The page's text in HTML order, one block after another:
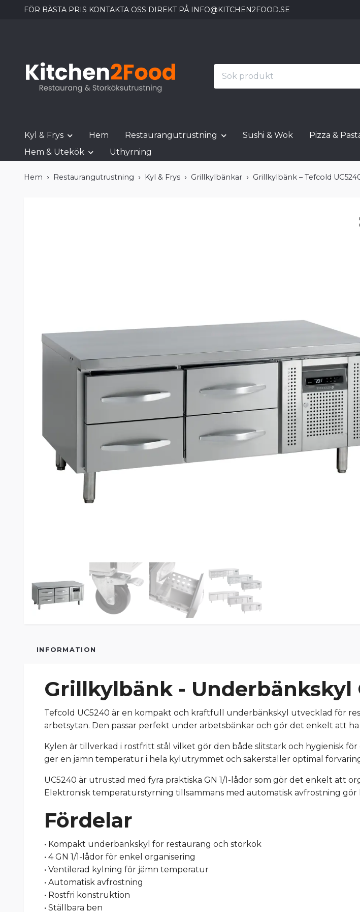
FÖR BÄSTA PRIS KONTAKTA OSS DIREKT PÅ INFO@KITCHEN2FOOD.SE
Kyl & Frys Hem Restaurangutrustning Sushi & Wok Pizza &
Hem & Utekök
Uthyrning
Hem Restaurangutrustning Kyl & Frys Grillkylbänkar Grillkylbänk – Tefcold
INFORMATION
Grillkylbänk - Underbänkskyl
Tefcold UC5240 är en kompakt och kraftfull underbänkskyl utvecklad för
arbetsytan. Den passar perfekt under arbetsbänkar och gör det enkelt att
Kylen är tillverkad i rostfritt stål vilket gör den både slitstark och hygienisk
ger en jämn temperatur i hela kylutrymmet och säkerställer optimal
UC5240 är utrustad med fyra praktiska GN 1/1-lådor som gör det enkelt att
Elektronisk temperaturstyrning tillsammans med automatisk avfrostning
Fördelar
• Kompakt underbänkskyl för restaurang och storkök
• 4 GN 1/1-lådor för enkel organisering
• Ventilerad kylning för jämn temperatur
• Automatisk avfrostning
• Rostfri konstruktion
• Ställbara ben